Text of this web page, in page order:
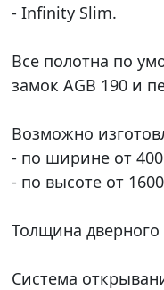
- Infinity Slim.
Все полотна по
замок AGB 190 и
Возможно
- по ширине от
- по высоте от
Толщина
Система